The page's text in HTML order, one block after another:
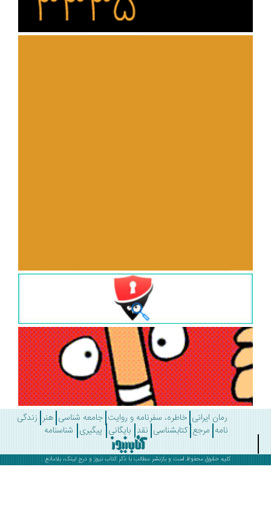
رمان ایرانی خاطره، سفرنامه و روایت جامعه شناسی هنر زندگی
مرجع کتابشناسی نقد بایگانی پیگیری شناسنامه
کلیه حقوق محفوظ است و بازنشر مطالب با ذکرکتاب نیوزو درج لینک، بلامانع .